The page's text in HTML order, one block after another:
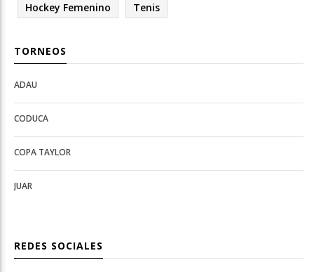
Hockey Femenino Tenis
TORNEOS
Open
Deportes
configuration
options
Open
configuration
options
ADAU
CODUCA
COPA TAYLOR
JUAR
REDES SOCIALES